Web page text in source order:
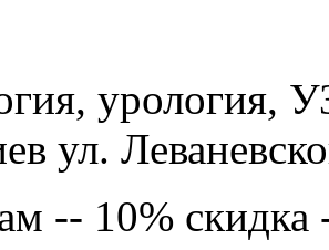
урология,
ул.
-- 10%